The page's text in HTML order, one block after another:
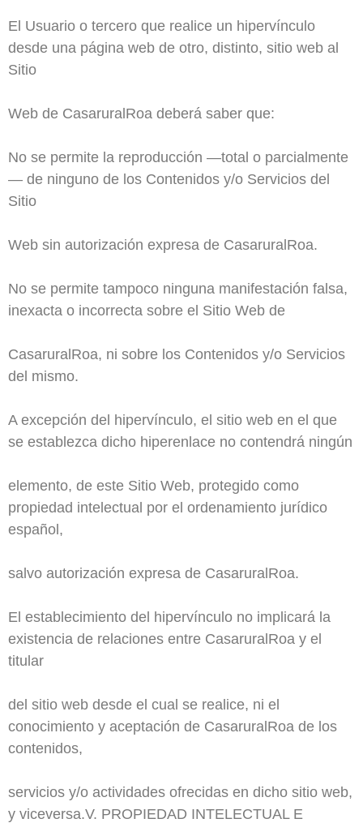
El Usuario o tercero que realice un hipervínculo
desde una página web de otro, distinto, sitio web al
Sitio
Web de CasaruralRoa deberá saber que:
No se permite la reproducción —total o parcialmente
— de ninguno de los Contenidos y/o Servicios del
Sitio
Web sin autorización expresa de CasaruralRoa.
No se permite tampoco ninguna manifestación falsa,
inexacta o incorrecta sobre el Sitio Web de
CasaruralRoa, ni sobre los Contenidos y/o Servicios
del mismo.
A excepción del hipervínculo, el sitio web en el que
se establezca dicho hiperenlace no contendrá ningún
elemento, de este Sitio Web, protegido como
propiedad intelectual por el ordenamiento jurídico
español,
salvo autorización expresa de CasaruralRoa.
El establecimiento del hipervínculo no implicará la
existencia de relaciones entre CasaruralRoa y el
titular
del sitio web desde el cual se realice, ni el
conocimiento y aceptación de CasaruralRoa de los
contenidos,
servicios y/o actividades ofrecidas en dicho sitio web,
y viceversa.V. PROPIEDAD INTELECTUAL E